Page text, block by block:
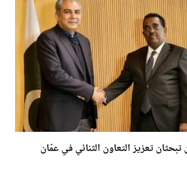
تعزيز التعاون الثنائي في عمّان